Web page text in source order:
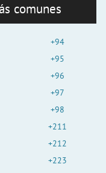
comunes
+94
+95
+96
+97
+98
+211
+212
+223